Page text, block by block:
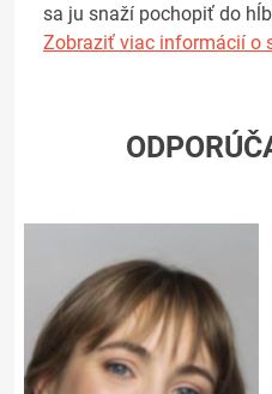
sa ju snaží pochopiť do
Zobraziť viac informácií o